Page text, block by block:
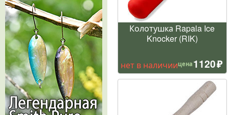
Колотушка Rapala Ice
Knocker (RIK)
нет в наличиицена1120